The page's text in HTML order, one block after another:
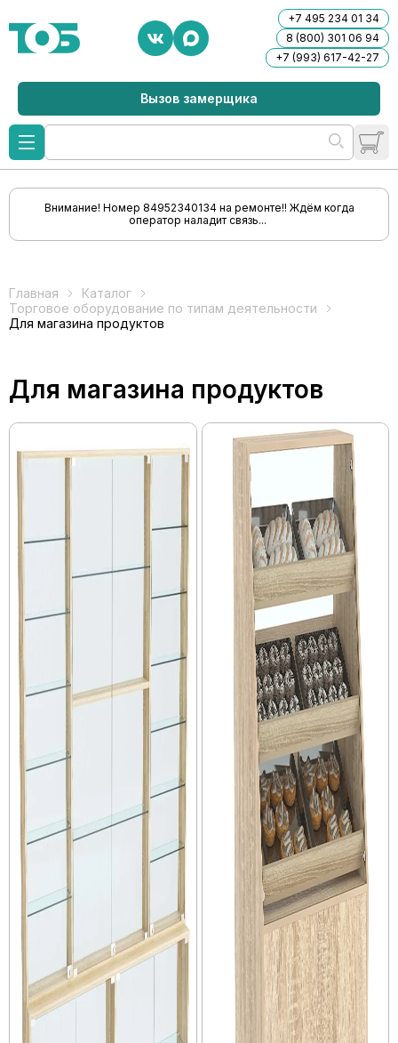
+7 495 234 01 34
8 (800) 301 06 94
+7 (993) 617-42-27
Вызов замерщика
Внимание! Номер 84952340134 на ремонте!! Ждём когда
оператор наладит связь...
Главная
Каталог
Торговое оборудование по типам деятельности
Для магазина продуктов
Для магазина продуктов